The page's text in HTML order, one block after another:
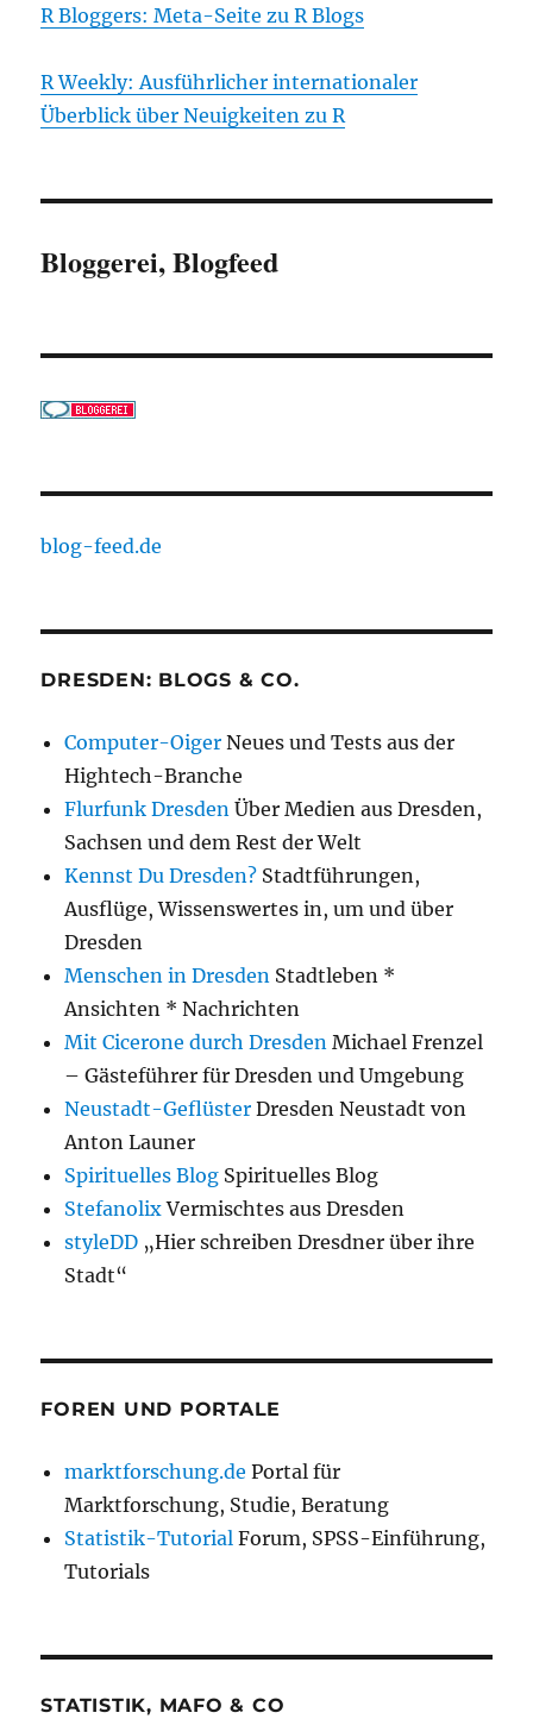
R Bloggers: Meta-Seite zu R Blogs
R Weekly: Ausführlicher internationaler
Überblick über Neuigkeiten zu R
Bloggerei, Blogfeed
blog-feed.de
DRESDEN: BLOGS & CO.
Computer-Oiger Neues und Tests aus der
Hightech-Branche
Flurfunk Dresden Über Medien aus Dresden,
Sachsen und dem Rest der Welt
Kennst Du Dresden? Stadtführungen,
Ausflüge, Wissenswertes in, um und über
Dresden
Menschen in Dresden Stadtleben *
Ansichten * Nachrichten
Mit Cicerone durch Dresden Michael Frenzel
– Gästeführer für Dresden und Umgebung
Neustadt-Geflüster Dresden Neustadt von
Anton Launer
Spirituelles Blog Spirituelles Blog
StefanolixVermischtes aus Dresden
styleDD „Hier schreiben Dresdner über ihre
Stadt“
FOREN UND PORTALE
marktforschung.de Portal für
Marktforschung, Studie, Beratung
Statistik-Tutorial Forum, SPSS-Einführung,
Tutorials
STATISTIK, MAFO & CO